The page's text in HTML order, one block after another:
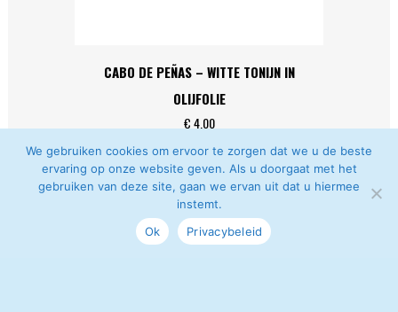
CABO DE PEÑAS – WITTE TONIJN IN
OLIJFOLIE
€4,00
We gebruiken cookies om ervoor te zorgen dat we u de beste
ervaring op onze website geven. Als u doorgaat met het
gebruiken van deze site, gaan we ervan uit dat u hiermee
instemt.
Ok
Privacybeleid